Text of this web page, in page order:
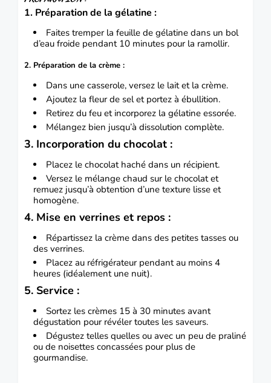
1. Préparation de la gélatine :
Faites tremper la feuille de gélatine dans un bol
d’eau froide pendant 10 minutes pour la ramollir.
2. Préparation de la crème :
Dans une casserole, versez le lait et la crème.
Ajoutez la fleur de sel et portez à ébullition.
Retirez du feu et incorporez la gélatine essorée.
Mélangez bien jusqu’à dissolution complète.
3. Incorporation du chocolat :
Placez le chocolat haché dans un récipient.
Versez le mélange chaud sur le chocolat et
remuez jusqu’à obtention d’une texture lisse et
homogène.
4. Mise en verrines et repos :
Répartissez la crème dans des petites tasses ou
des verrines.
Placez au réfrigérateur pendant au moins 4
heures (idéalement une nuit).
5. Service :
Sortez les crèmes 15 à 30 minutes avant
dégustation pour révéler toutes les saveurs.
Dégustez telles quelles ou avec un peu de praliné
ou de noisettes concassées pour plus de
gourmandise.